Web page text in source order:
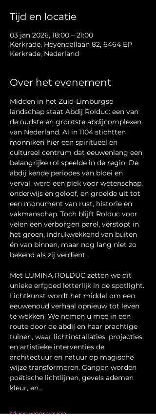
Tijd en locatie
03 jan 2026, 18:00 – 21:00
Kerkrade, Heyendallaan 82, 6464 EP
Kerkrade, Nederland
Over het evenement
Midden in het Zuid-Limburgse
landschap staat Abdij Rolduc: een van
de oudste en grootste abdijcomplexen
van Nederland. Al in 1104 stichtten
monniken hier een spiritueel en
cultureel centrum dat eeuwenlang een
belangrijke rol speelde in de regio. De
abdij kende periodes van bloei en
verval, werd een plek voor wetenschap,
onderwijs en geloof, en groeide uit tot
een monument van rust, historie en
vakmanschap. Toch blijft Rolduc voor
velen een verborgen parel, verstopt in
het groen, indrukwekkend van buiten
én van binnen, maar nog lang niet zo
bekend als zij verdient.
Met LUMINA ROLDUC zetten we dit
unieke erfgoed letterlijk in de spotlight.
Lichtkunst wordt het middel om een
eeuwenoud verhaal opnieuw tot leven
te wekken. We nemen u mee in een
route door de abdij en haar prachtige
tuinen, waar lichtinstallaties, projecties
en artistieke interventies de
architectuur en natuur op magische
wijze transformeren. Gangen worden
poëtische lichtlijnen, gevels ademen
kleur, en…
Meer weergeven